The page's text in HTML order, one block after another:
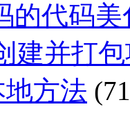
的代码
建并打
方法